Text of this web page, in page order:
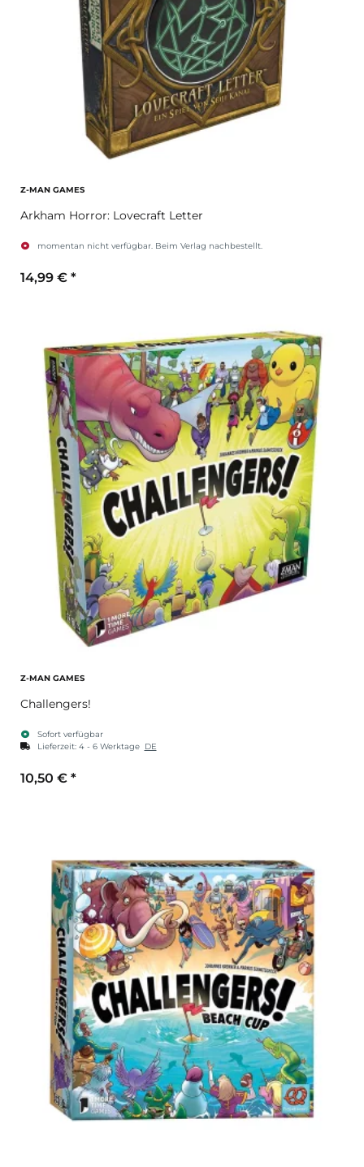
Z-MAN GAMES
Arkham Horror: Lovecraft Letter
momentan nicht verfügbar. Beim Verlag nachbestellt.
14,99 € *
Z-MAN GAMES
Challengers!
Sofort verfügbar
Lieferzeit: 4 - 6 Werktage DE
10,50 € *